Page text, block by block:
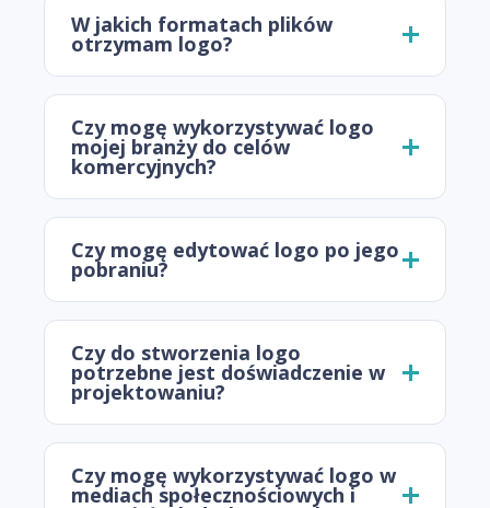
W jakich formatach plików
otrzymam logo?
Czy mogę wykorzystywać logo
mojej branży do celów
komercyjnych?
Czy mogę edytować logo po jego
pobraniu?
Czy do stworzenia logo
potrzebne jest doświadczenie w
projektowaniu?
Czy mogę wykorzystywać logo w
mediach społecznościowych i